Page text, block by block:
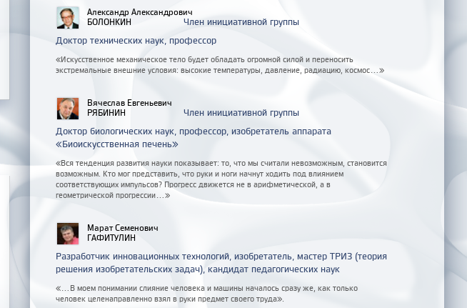
Александр Александрович
БОЛОНКИН
Член инициативной группы
Доктор технических наук, профессор
«Искусственное механическое тело будет обладать огромной силой и переносить
экстремальные внешние условия: высокие температуры, давление, радиацию, космос...»
Вячеслав Евгеньевич
РЯБИНИН
Член инициативной группы
Доктор биологических наук, профессор, изобретатель аппарата
«Биоискусственная печень»
«Вся тенденция развития науки показывает: то, что мы считали невозможным, становится
возможным. Кто мог представить, что руки и ноги начнут ходить под влиянием
соответствующих импульсов? Прогресс движется не в арифметической, а в
геометрической прогрессии...»
Марат Семенович
ГАФИТУЛИН
Разработчик инновационных технологий, изобретатель, мастер ТРИЗ (теория
решения изобретательских задач), кандидат педагогических наук
«...В моем понимании слияние человека и машины началось сразу же, как только
человек целенаправленно взял в руки предмет своего труда».